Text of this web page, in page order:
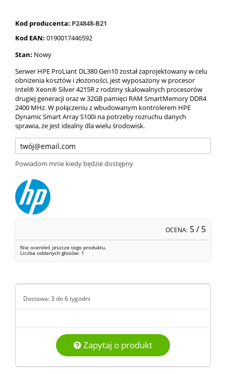
Kod producenta: P24848-B21
Kod EAN: 0190017446592
Stan: Nowy
Serwer HPE ProLiant DL380 Gen10 został zaprojektowany w celu
obniżenia kosztów i złożoności, jest wyposażony w procesor
Intel® Xeon® Silver 4215R z rodziny skalowalnych procesorów
drugiej generacji oraz w 32GB pamięci RAM SmartMemory DDR4
2400 MHz. W połączeniu z wbudowanym kontrolerem HPE
Dynamic Smart Array S100i na potrzeby rozruchu danych
sprawia, że ​​jest idealny dla wielu środowisk.
Powiadom mnie kiedy będzie dostępny
OCENA: 5/ 5
Nie oceniłeś jeszcze tego produktu.
Liczba oddanych głosów: 1
Dostawa: 3 do 6 tygodni
Zapytaj o produkt